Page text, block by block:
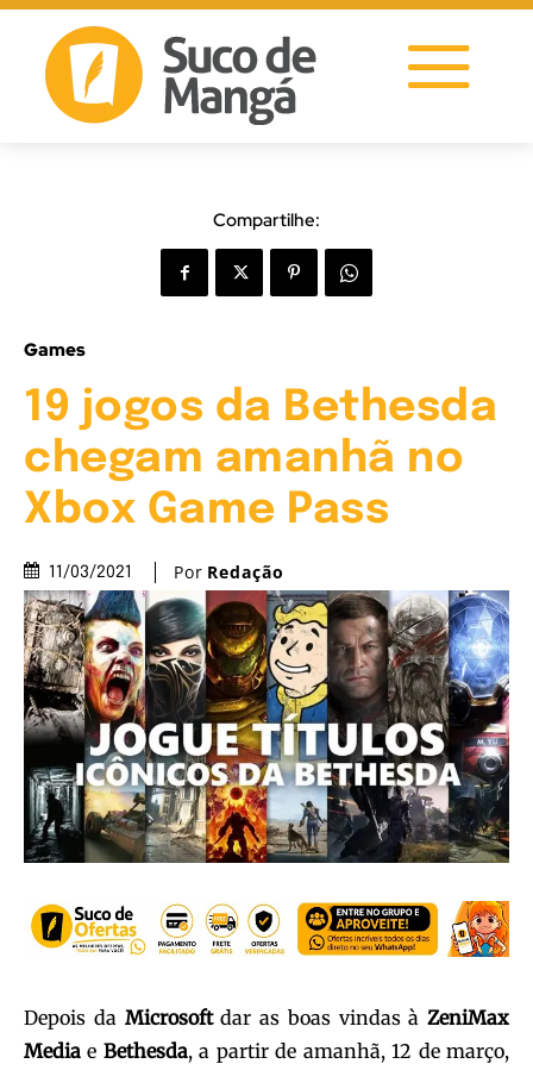
Compartilhe:
Games
19 jogos da Bethesda
chegam amanhã no
Xbox Game Pass
11/03/2021 Por Redação
Depois da Microsoftdar as boas vindas à ZeniMax
Media e Bethesda, a partir de amanhã, 12 de março,